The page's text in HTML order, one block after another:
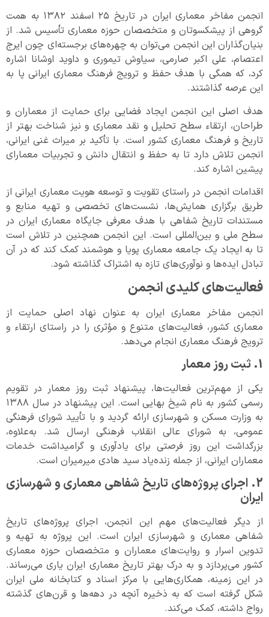
انجمن مفاخر معماری ایران در تاریخ ۲۵ اسفند ۱۳۸۲ به همت
گروهی از پیشکسوتان و متخصصان حوزه معماری تأسیس شد. از
بنیان‌گذاران این انجمن می‌توان به چهره‌های برجسته‌ای چون ایرج
اعتصام، علی اکبر صارمی، سیاوش تیموری و داوید اوشانا اشاره
کرد، که همگی با هدف حفظ و ترویج فرهنگ معماری ایرانی پا به
این عرصه گذاشتند.
هدف اصلی این انجمن ایجاد فضایی برای حمایت از معماران و
طراحان، ارتقاء سطح تحلیل و نقد معماری و نیز شناخت بهتر از
تاریخ و فرهنگ معماری کشور است. با تأکید بر میراث غنی ایرانی،
انجمن تلاش دارد تا به حفظ و انتقال دانش و تجربیات معمارای
پیشین اشاره کند.
اقدامات انجمن در راستای تقویت و توسعه هویت معماری ایرانی از
طریق برگزاری همایش‌ها، نشست‌های تخصصی و تهیه منابع و
مستندات تاریخ شفاهی با هدف معرفی جایگاه معماری ایران در
سطح ملی و بین‌المللی است. این انجمن همچنین در تلاش است
تا به ایجاد یک جامعه معماری پویا و هوشمند کمک کند که در آن
تبادل ایده‌ها و نوآوری‌های تازه به اشتراک گذاشته شود.
فعالیت‌های کلیدی انجمن
انجمن مفاخر معماری ایران به عنوان نهاد اصلی حمایت از
معماری کشور، فعالیت‌های متنوع و مؤثری را در راستای ارتقاء و
ترویج فرهنگ معماری انجام می‌دهد.
1. ثبت روز معمار
یکی از مهم‌ترین فعالیت‌ها، پیشنهاد ثبت روز معمار در تقویم
رسمی کشور به نام شیخ بهایی است. این پیشنهاد در سال ۱۳۸۸
به وزارت مسکن و شهرسازی ارائه گردید و با تأیید شورای فرهنگی
عمومی، به شورای عالی انقلاب فرهنگی ارسال شد. به‌علاوه،
بزرگداشت این روز فرصتی برای یادآوری و گرامیداشت خدمات
معماران ایرانی، از جمله زنده‌یاد سید هادی میرمیران است.
2. اجرای پروژه‌های تاریخ شفاهی معماری و شهرسازی
ایران
از دیگر فعالیت‌های مهم این انجمن، اجرای پروژه‌های تاریخ
شفاهی معماری و شهرسازی ایران است. این پروژه به تهیه و
تدوین اسرار و روایت‌های معماران و متخصصان حوزه معماری
کشور می‌پردازد و به درک بهتر تاریخ معماری ایران یاری می‌رساند.
در این زمینه، همکاری‌هایی با مرکز اسناد و کتابخانه ملی ایران
شکل گرفته است که به ذخیره آنچه در دهه‌ها و قرن‌های گذشته
رواج داشته، کمک می‌کند.